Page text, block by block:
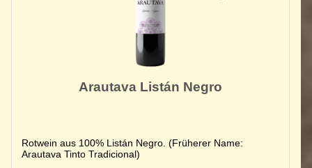
Arautava Listán Negro
Rotwein aus 100% Listán Negro. (Früherer Name:
Arautava Tinto Tradicional)